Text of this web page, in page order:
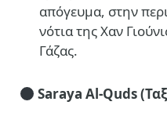
απόγευμα, στην
νότια της Χαν
Γάζας.
Saraya Al-Quds